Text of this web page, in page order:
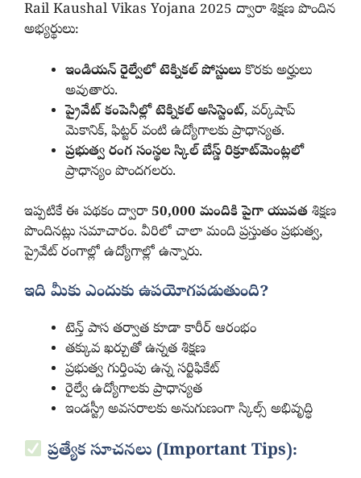
Rail Kaushal Vikas Yojana 2025 ద్వారా శిక్షణ పొందిన
అభ్యర్థులు:
ఇండియన్ రైల్వేలో టెక్నికల్ పోస్టులు కొరకు అర్హులు
అవుతారు.
ప్రైవేట్ కంపెనీల్లో టెక్నికల్ అసిస్టెంట్, వర్క్‌షాప్
మెకానిక్, ఫిట్టర్ వంటి ఉద్యోగాలకు ప్రాధాన్యత.
ప్రభుత్వ రంగ సంస్థల స్కిల్ బేస్డ్ రిక్రూట్‌మెంట్లలో
ప్రాధాన్యం పొందగలరు.
ఇప్పటికే ఈ పథకం ద్వారా50,000 మందికి పైగా యువత శిక్షణ
పొందినట్లు సమాచారం. వీరిలో చాలా మంది ప్రస్తుతం ప్రభుత్వ,
ప్రైవేట్ రంగాల్లో ఉద్యోగాల్లో ఉన్నారు.
ఇది మీకు ఎందుకు ఉపయోగపడుతుంది?
టెన్త్ పాస తర్వాత కూడా కారీర్ ఆరంభం
తక్కువ ఖర్చుతో ఉన్నత శిక్షణ
ప్రభుత్వ గుర్తింపు ఉన్న సర్టిఫికేట్
రైల్వే ఉద్యోగాలకు ప్రాధాన్యత
ఇండస్ట్రీ అవసరాలకు అనుగుణంగా స్కిల్స్ అభివృద్ధి
ప్రత్యేక సూచనలు (Important Tips):